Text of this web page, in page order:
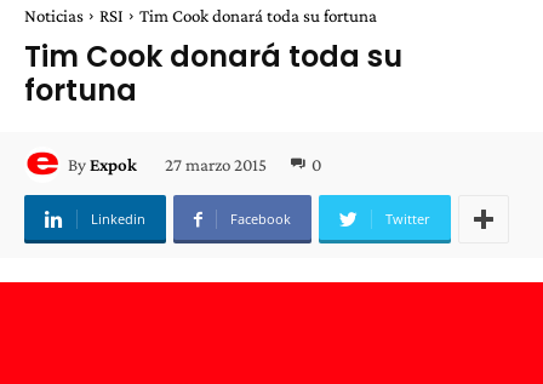
Noticias RSI Tim Cook donará toda su fortuna
Tim Cook donará toda su
fortuna
ByExpok 27 marzo 2015 0
Linkedin Facebook Twitter